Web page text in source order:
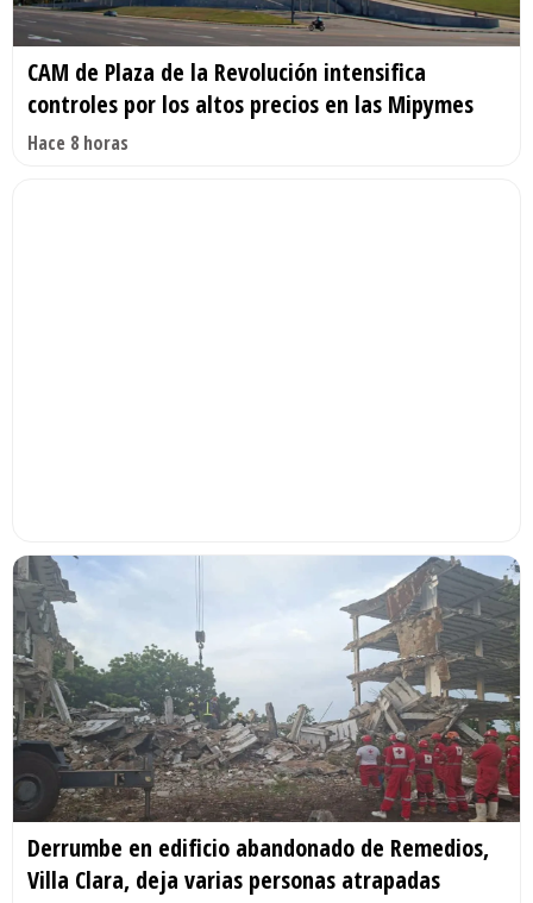
CAM de Plaza de la Revolución intensifica
controles por los altos precios en las Mipymes
Hace 8 horas
Derrumbe en edificio abandonado de Remedios,
Villa Clara, deja varias personas atrapadas